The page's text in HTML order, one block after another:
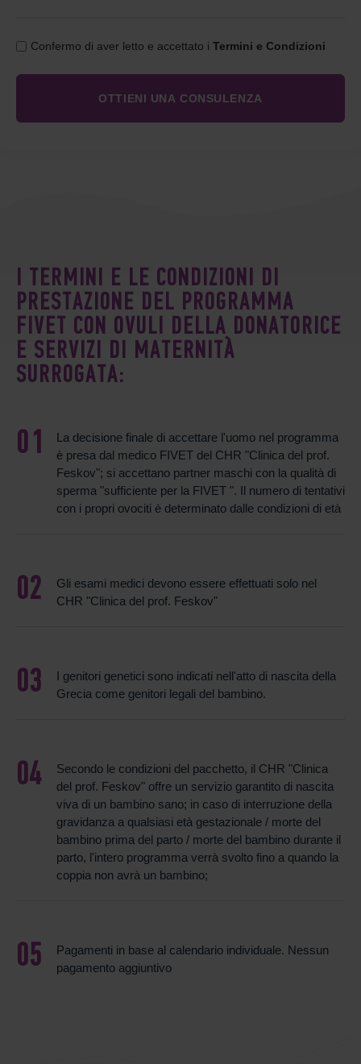
Confermo di aver letto e accettato i Termini e Condizioni
I TERMINI E LE CONDIZIONI DI
PRESTAZIONE DEL PROGRAMMA
FIVET CON OVULI DELLA DONATORICE
E SERVIZI DI MATERNITÀ
SURROGATA:
La decisione finale di accettare l'uomo nel programma
è presa dal medico FIVET del CHR "Clinica del prof.
Feskov"; si accettano partner maschi con la qualità di
sperma "sufficiente per la FIVET ". Il numero di tentativi
con i propri ovociti è determinato dalle condizioni di età
Gli esami medici devono essere effettuati solo nel
CHR "Clinica del prof. Feskov"
I genitori genetici sono indicati nell'atto di nascita della
Grecia come genitori legali del bambino.
Secondo le condizioni del pacchetto, il CHR "Clinica
del prof. Feskov" offre un servizio garantito di nascita
viva di un bambino sano; in caso di interruzione della
gravidanza a qualsiasi età gestazionale / morte del
bambino prima del parto / morte del bambino durante il
parto, l'intero programma verrà svolto fino a quando la
coppia non avrà un bambino;
Pagamenti in base al calendario individuale. Nessun
pagamento aggiuntivo